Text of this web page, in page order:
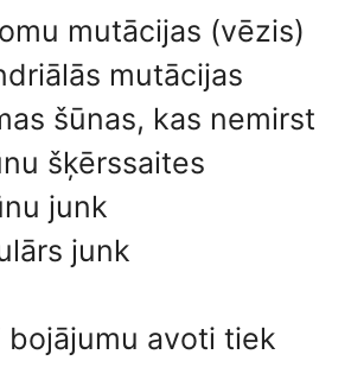
mutācijas (vēzis)
mutācijas
šūnas, kas nemirst
šķērssaites
junk
junk
bojājumu avoti tiek